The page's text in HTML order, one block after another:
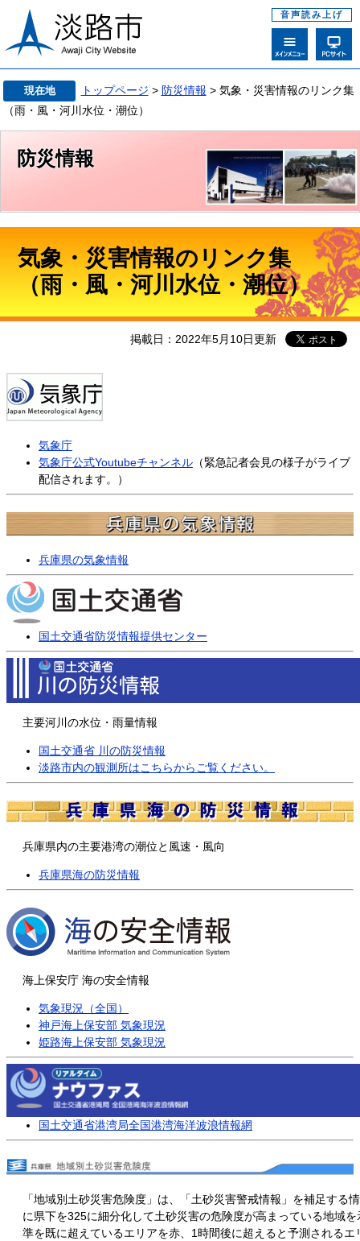
音声読み上げ
現在地 トップページ > 防災情報 > 気象・災害情報のリンク集
（雨・風・河川水位・潮位）
防災情報
気象・災害情報のリンク集
（雨・風・河川水位・潮位）
掲載日：2022年5月10日更新
気象庁
気象庁公式Youtubeチャンネル （緊急記者会見の様子がライブ
配信されます。）
兵庫県の気象情報
国土交通省防災情報提供センター
主要河川の水位・雨量情報
国土交通省 川の防災情報
淡路市内の観測所はこちらからご覧ください。
兵庫県内の主要港湾の潮位と風速・風向
兵庫県海の防災情報
海上保安庁 海の安全情報
気象現況（全国）
神戸海上保安部 気象現況
姫路海上保安部 気象現況
国土交通省港湾局全国港湾海洋波浪情報網
「地域別土砂災害危険度」は、「土砂災害警戒情報」を補足する
に県下を325に細分化して土砂災害の危険度が高まっている地域
準を既に超えているエリアを赤、1時間後に超えると予測される